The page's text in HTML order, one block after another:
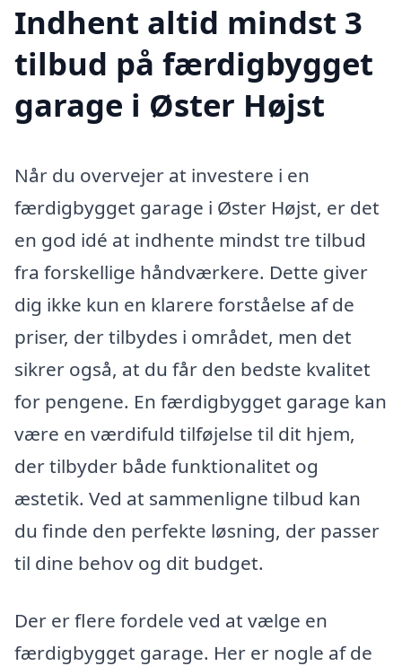
Indhent altid mindst 3
tilbud på færdigbygget
garage i Øster Højst
Når du overvejer at investere i en
færdigbygget garage i Øster Højst, er det
en god idé at indhente mindst tre tilbud
fra forskellige håndværkere. Dette giver
dig ikke kun en klarere forståelse af de
priser, der tilbydes i området, men det
sikrer også, at du får den bedste kvalitet
for pengene. En færdigbygget garage kan
være en værdifuld tilføjelse til dit hjem,
der tilbyder både funktionalitet og
æstetik. Ved at sammenligne tilbud kan
du finde den perfekte løsning, der passer
til dine behov og dit budget.
Der er flere fordele ved at vælge en
færdigbygget garage. Her er nogle af de